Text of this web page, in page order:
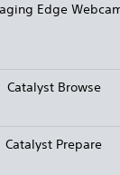
Edge
Catalyst Browse
Catalyst Prepare